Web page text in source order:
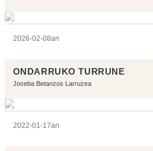
2026-02-08an
ONDARRUKO TURRUNE
Joseba Betanzos Larruzea
2022-01-17an